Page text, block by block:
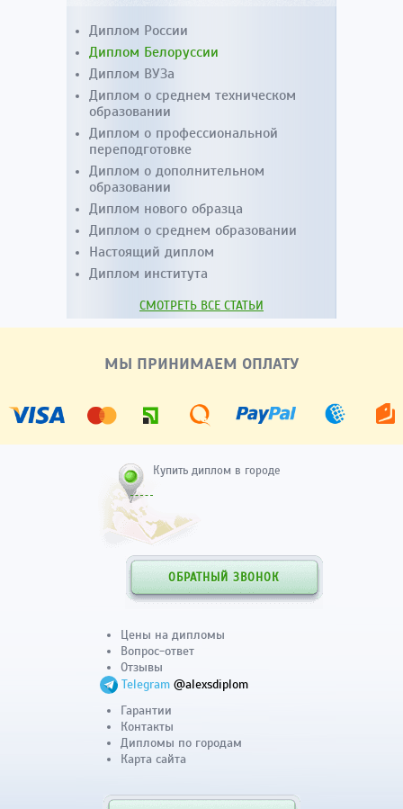
Диплом России
Диплом Белоруссии
Диплом ВУЗа
Диплом о среднем техническом
образовании
Диплом о профессиональной
переподготовке
Диплом о дополнительном
образовании
Диплом нового образца
Диплом о среднем образовании
Настоящий диплом
Диплом института
СМОТРЕТЬ ВСЕ СТАТЬИ
МЫ ПРИНИМАЕМ ОПЛАТУ
Купить диплом в городе
ОБРАТНЫЙ ЗВОНОК
Цены на дипломы
Вопрос-ответ
Отзывы
Telegram @alexsdiplom
Гарантии
Контакты
Дипломы по городам
Карта сайта